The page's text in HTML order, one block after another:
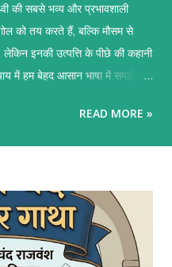
की सबसे भव्य और प्रभावशाली
को तय करते हैं, बल्कि मौसम से
इनकी उत्पत्ति के पीछे की कहानी
में हम बेहद आसान भाषा में समझेंगे
निर्माण का मुख्य आधार टेक्टोनिक
हैं या आपस में रगड़ खाती हैं, तो
और दबाव बनता है। इसी हलचल के
है या फिर ज्वालामुखी के मैग्मा के
READ MORE »